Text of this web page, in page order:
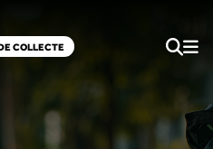
COLLECTE